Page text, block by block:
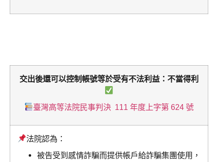
交出後還可以控制帳號等於受有不法利益：不當得利
臺灣高等法院民事判決 111 年度上字第 624 號
法院認為：
被告受到感情詐騙而提供帳戶給詐騙集團使用，